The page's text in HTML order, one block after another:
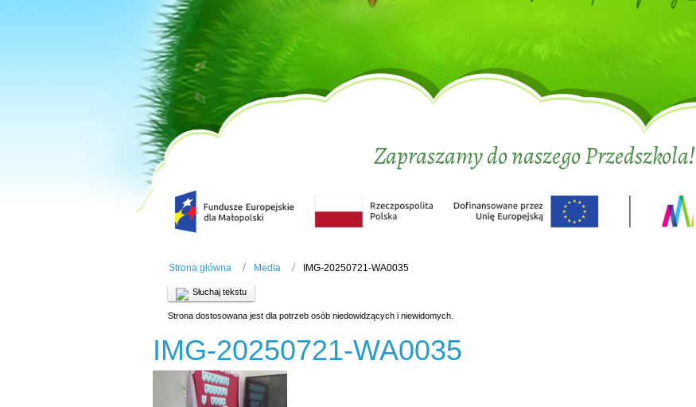
Zapraszamy do naszego Przedszkola!
Strona główna Media IMG-20250721-WA0035
Słuchaj tekstu
Strona dostosowana jest dla potrzeb osób niedowidzących i niewidomych.
IMG-20250721-WA0035